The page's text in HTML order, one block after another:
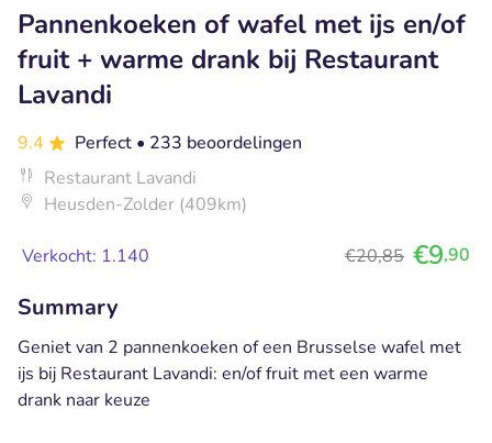
Pannenkoeken of wafel met ijs en/of
fruit + warme drank bij Restaurant
Lavandi
9.4 Perfect • 233 beoordelingen
Restaurant Lavandi
Heusden-Zolder (409km)
Verkocht: 1.140 €20,85 €9,90
Summary
Geniet van 2 pannenkoeken of een Brusselse wafel met
ijs bij Restaurant Lavandi: en/of fruit met een warme
drank naar keuze